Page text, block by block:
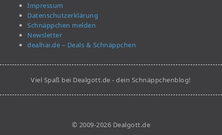
Impressum
Datenschutzerklärung
Schnäppchen melden
Newsletter
dealhai.de – Deals & Schnäppchen
Viel Spaß bei Dealgott.de - dein Schnäppchenblog!
© 2009-2026 Dealgott.de